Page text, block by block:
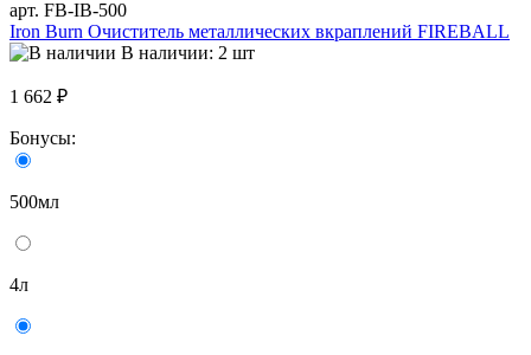
арт. FB-IB-500
Iron Burn Очиститель металлических вкраплений FIREBALL
В наличии: 2 шт
1 662 ₽
Бонусы:
500мл
4л